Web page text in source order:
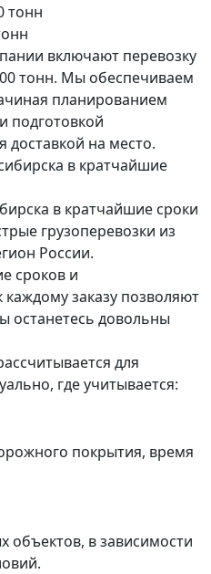
включают перевозку
тонн. Мы обеспечиваем
планированием
подготовкой
доставкой на место.
в кратчайшие сроки
грузоперевозки из
России.
сроков и
заказу позволяют
останетесь довольны
для
где учитывается:
покрытия, время
объектов, в зависимости